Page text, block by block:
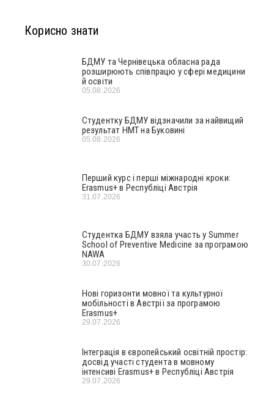
Корисно знати
БДМУ та Чернівецька обласна рада
розширюють співпрацю у сфері медицини
й освіти
05.08.2026
Студентку БДМУ відзначили за найвищий
результат НМТ на Буковині
05.08.2026
Перший курс і перші міжнародні кроки:
Erasmus+ в Республіці Австрія
31.07.2026
Студентка БДМУ взяла участь у Summer
School of Preventive Medicine за програмою
NAWA
30.07.2026
Нові горизонти мовної та культурної
мобільності в Австрії за програмою
Erasmus+
29.07.2026
Інтеграція в європейський освітній простір:
досвід участі студента в мовному
інтенсиві Erasmus+ в Республіці Австрія
29.07.2026